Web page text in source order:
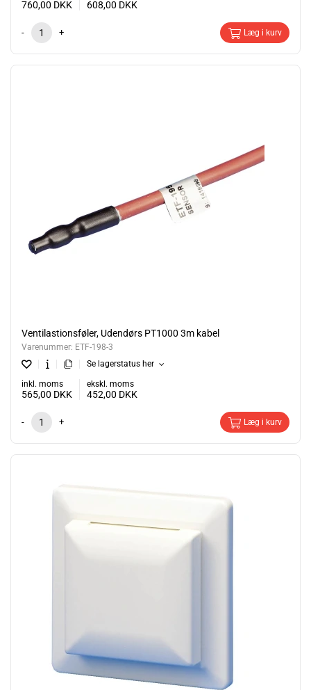
760,00 DKK 608,00 DKK
- + Læg i kurv
Ventilastionsføler, Udendørs PT1000 3m kabel
Varenummer: ETF-198-3
Se lagerstatus her
inkl. moms
565,00 DKK
ekskl. moms
452,00 DKK
- + Læg i kurv